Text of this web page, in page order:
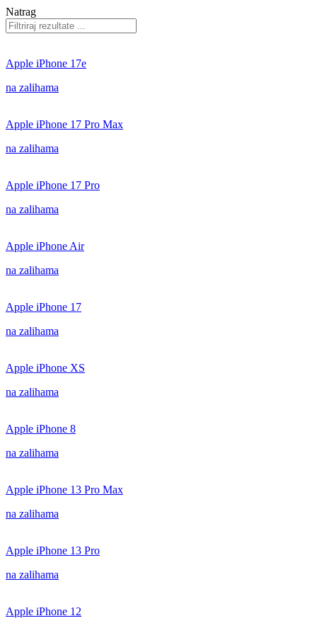
Natrag
Apple iPhone 17e
na zalihama
Apple iPhone 17 Pro Max
na zalihama
Apple iPhone 17 Pro
na zalihama
Apple iPhone Air
na zalihama
Apple iPhone 17
na zalihama
Apple iPhone XS
na zalihama
Apple iPhone 8
na zalihama
Apple iPhone 13 Pro Max
na zalihama
Apple iPhone 13 Pro
na zalihama
Apple iPhone 12